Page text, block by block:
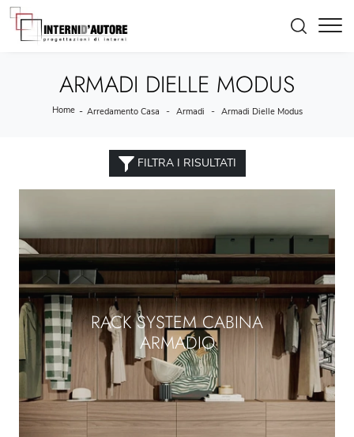
ARMADI DIELLE MODUS
Home - Arredamento Casa - Armadi - Armadi Dielle Modus
FILTRA I RISULTATI
RACK SYSTEM CABINA
ARMADIO